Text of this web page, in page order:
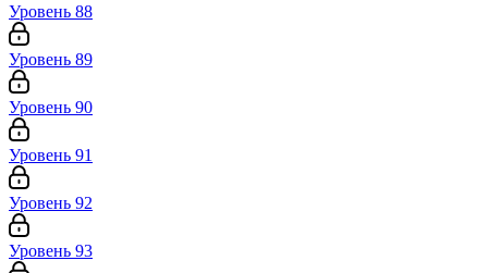
Уровень 88
Уровень 89
Уровень 90
Уровень 91
Уровень 92
Уровень 93